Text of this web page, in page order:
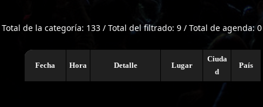
Total de la categoría: 133 / Total del filtrado: 9 / Total de agenda: 0
Fecha Hora Detalle Lugar
Ciuda
d
País